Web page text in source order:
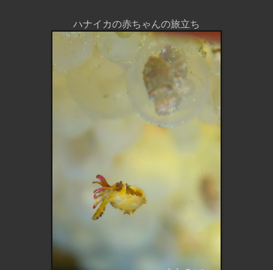
ハナイカの赤ちゃんの旅立ち